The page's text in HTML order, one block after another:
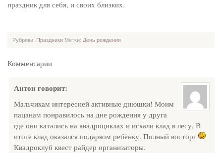
праздник для себя, и своих близких.
Рубрики: Праздники Метки: День рождения
Комментарии
Антон говорит:
Мальчикам интересней активные днюшки! Моим
пацанам понравилось на дне рождения у друга
где они катались на квадроциклах и искали клад в лесу. В
итоге клад оказался подарком ребёнку. Полный восторг
Квадроклуб квест райдер организаторы.